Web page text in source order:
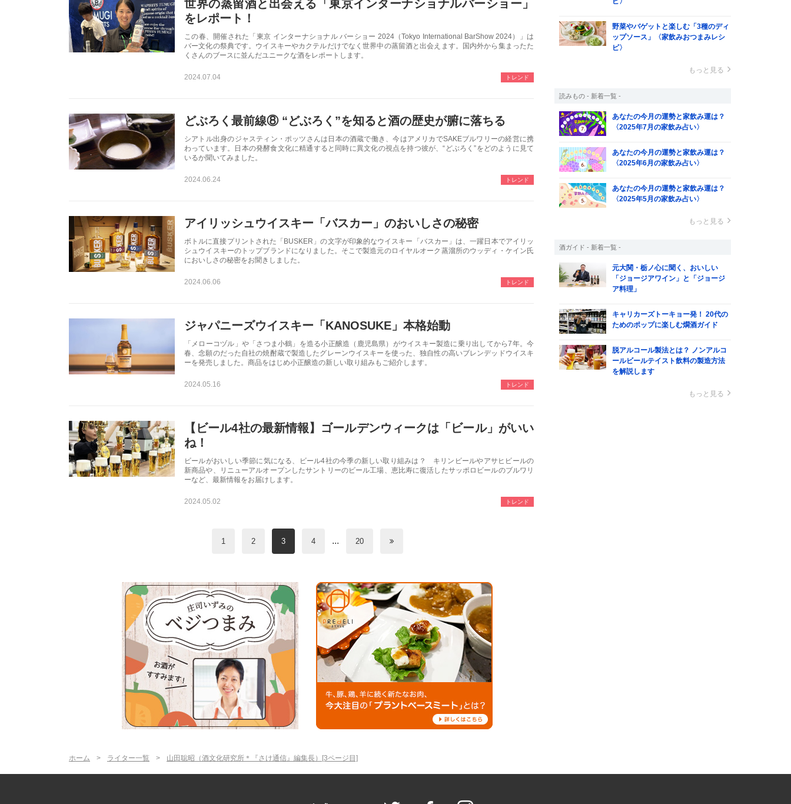
世界の蒸留酒と出会える「東京インターナショナルバーショー」
をレポート！
この春、開催された「東京 インターナショナル バーショー 2024（Tokyo International BarShow 2024）」は
バー文化の祭典です。ウイスキーやカクテルだけでなく世界中の蒸留酒と出会えます。国内外から集まったた
くさんのブースに並んだユニークな酒をレポートします。
2024.07.04 トレンド
どぶろく最前線⑧ “どぶろく”を知ると酒の歴史が腑に落ちる
シアトル出身のジャスティン・ポッツさんは日本の酒蔵で働き、今はアメリカでSAKEブルワリーの経営に携
わっています。日本の発酵食文化に精通すると同時に異文化の視点を持つ彼が、“どぶろく”をどのように見て
いるか聞いてみました。
2024.06.24 トレンド
アイリッシュウイスキー「バスカー」のおいしさの秘密
ボトルに直接プリントされた「BUSKER」の文字が印象的なウイスキー「バスカー」は、一躍日本でアイリッ
シュウイスキーのトップブランドになりました。そこで製造元のロイヤルオーク蒸溜所のウッディ・ケイン氏
においしさの秘密をお聞きしました。
2024.06.06 トレンド
ジャパニーズウイスキー「KANOSUKE」本格始動
「メローコヅル」や「さつま小鶴」を造る小正醸造（鹿児島県）がウイスキー製造に乗り出してから7年。今
春、念願のだった自社の焼酎蔵で製造したグレーンウイスキーを使った、独自性の高いブレンデッドウイスキ
ーを発売しました。商品をはじめ小正醸造の新しい取り組みもご紹介します。
2024.05.16 トレンド
【ビール4社の最新情報】ゴールデンウィークは「ビール」がいい
ね！
ビールがおいしい季節に気になる、ビール4社の今季の新しい取り組みは？ キリンビールやアサヒビールの
新商品や、リニューアルオープンしたサントリーのビール工場、恵比寿に復活したサッポロビールのブルワリ
ーなど、最新情報をお届けします。
2024.05.02 トレンド
1 2 3 4 ... 20
野菜やバゲットと楽しむ「3種のディ
ップソース」〈家飲みおつまみレシ
ピ〉
もっと見る
読みもの - 新着一覧 -
あなたの今月の運勢と家飲み運は？
〈2025年7月の家飲み占い〉
あなたの今月の運勢と家飲み運は？
〈2025年6月の家飲み占い〉
あなたの今月の運勢と家飲み運は？
〈2025年5月の家飲み占い〉
もっと見る
酒ガイド - 新着一覧 -
元大関・栃ノ心に聞く、おいしい
「ジョージアワイン」と「ジョージ
ア料理」
キャリカーズトーキョー発！ 20代の
ためのポップに楽しむ燗酒ガイド
脱アルコール製法とは？ ノンアルコ
ールビールテイスト飲料の製造方法
を解説します
もっと見る
ホーム ライター一覧 山田聡昭（酒文化研究所＊『さけ通信』編集長）[3ページ目]